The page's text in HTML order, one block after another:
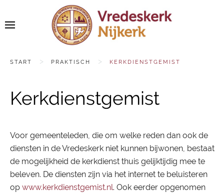
START PRAKTISCH KERKDIENSTGEMIST
Kerkdienstgemist
Voor gemeenteleden, die om welke reden dan ook de
diensten in de Vredeskerk niet kunnen bijwonen, bestaat
de mogelijkheid de kerkdienst thuis gelijktijdig mee te
beleven. De diensten zijn via het internet te beluisteren
op www.kerkdienstgemist.nl. Ook eerder opgenomen